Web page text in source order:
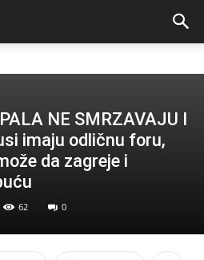
NE SMRZAVAJU I
imaju odličnu foru,
da zagreje i
62 0